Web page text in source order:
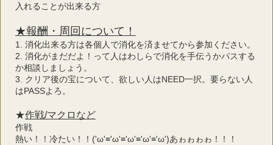
入れることが出来る方
★報酬・周回について！
1. 消化出来る方は各個人で消化を済ませてから参加ください。
2. 消化がまだだよ！って人はわしらで消化を手伝うかパスする
か相談しましょう。
3. クリア後の宝について、欲しい人はNEED一択。要らない人
はPASSよろ。
★作戦/マクロなど
作戦
熱い！！冷たい！！('ω'≡'ω'≡'ω'≡'ω'≡'ω')あゎゎゎゎ！！！